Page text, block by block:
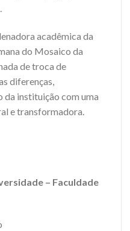
acadêmica da
do Mosaico da
de troca de
diferenças,
instituição com uma
e transformadora.
– Faculdade